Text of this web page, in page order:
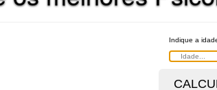
Indique a